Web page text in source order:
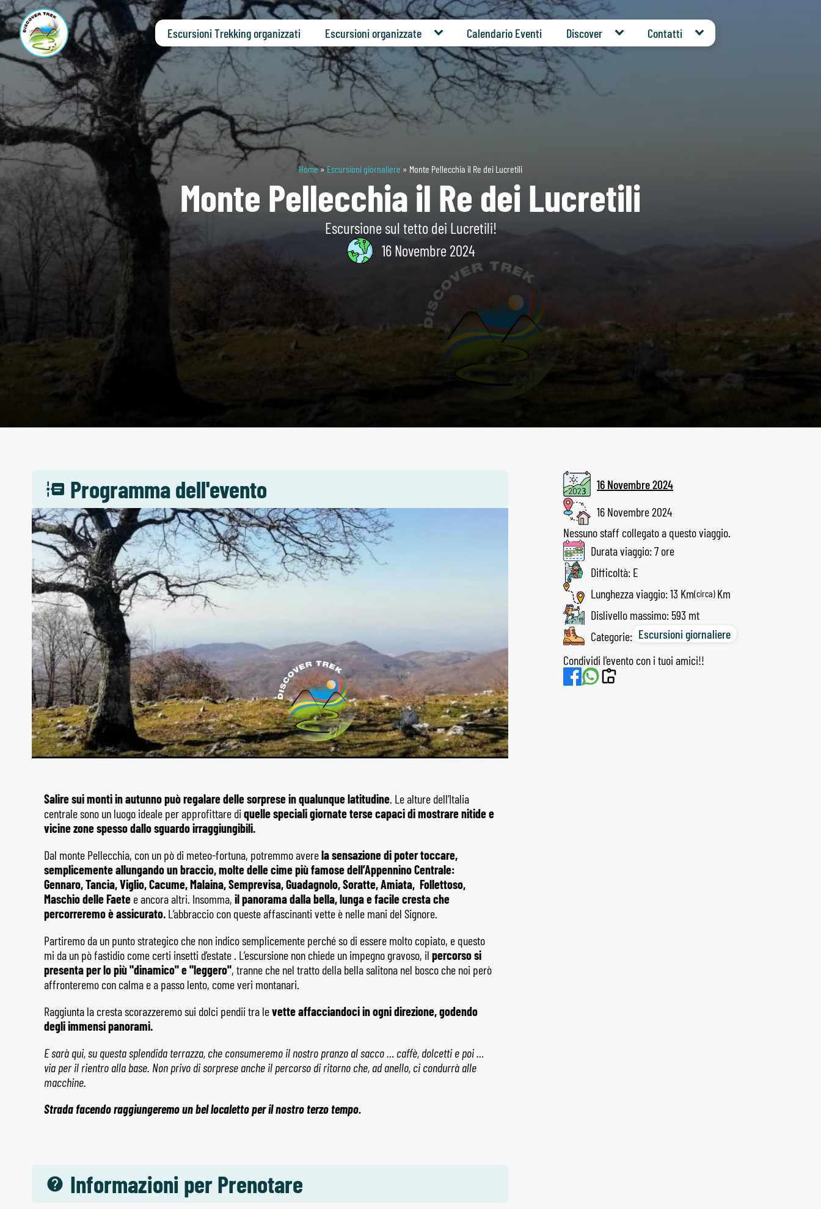
Escursioni Trekking organizzati Escursioni organizzate Calendario Eventi Discover Contatti
Home» Escursioni giornaliere » Monte Pellecchia il Re dei Lucretili
Monte Pellecchia il Re dei Lucretili
Escursione sul tetto dei Lucretili!
16 Novembre 2024
Programma dell'evento
Salire sui monti in autunno può regalare delle sorprese in qualunque latitudine. Le alture dell’Italia
centrale sono un luogo ideale per approfittare di quelle speciali giornate terse capaci di mostrare nitide e
vicine zone spesso dallo sguardo irraggiungibili.
Dal monte Pellecchia, con un pò di meteo-fortuna, potremmo averela sensazione di poter toccare,
semplicemente allungando un braccio, molte delle cime più famose dell’Appennino Centrale:
Gennaro, Tancia, Viglio, Cacume, Malaina, Semprevisa, Guadagnolo, Soratte, Amiata, Follettoso,
Maschio delle Faete e ancora altri. Insomma, il panorama dalla bella, lunga e facile cresta che
percorreremo è assicurato. L’abbraccio con queste affascinanti vette è nelle mani del Signore.
Partiremo da un punto strategico che non indico semplicemente perché so di essere molto copiato, e questo
mi da un pò fastidio come certi insetti d’estate . L’escursione non chiede un impegno gravoso, il percorso si
presenta per lo più "dinamico" e "leggero", tranne che nel tratto della bella salitona nel bosco che noi però
affronteremo con calma e a passo lento, come veri montanari.
Raggiunta la cresta scorazzeremo sui dolci pendii tra levette affacciandoci in ogni direzione, godendo
degli immensi panorami.
E sarà qui, su questa splendida terrazza, che consumeremo il nostro pranzo al sacco … caffè, dolcetti e poi …
via per il rientro alla base. Non privo di sorprese anche il percorso di ritorno che, ad anello, ci condurrà alle
macchine.
Strada facendo raggiungeremo un bel localetto per il nostro terzo tempo.
Informazioni per Prenotare
16 Novembre 2024
16 Novembre 2024
Nessuno staff collegato a questo viaggio.
Durata viaggio: 7 ore
Difficoltà: E
Lunghezza viaggio: 13 Km(circa)
Dislivello massimo: 593 mt
Categorie: Escursioni giornaliere
Condividi l'evento con i tuoi amici!!